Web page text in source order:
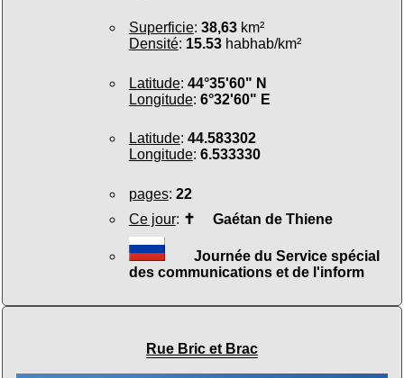
Superficie: 38,63km²
Densité: 15.53habhab/km²
Latitude: 44°35'60" N
Longitude: 6°32'60" E
Latitude: 44.583302
Longitude: 6.533330
pages: 22
Ce jour: ✝ Gaétan de Thiene
Journée du Service spécial
des communications et de l'inform
Rue Bric et Brac